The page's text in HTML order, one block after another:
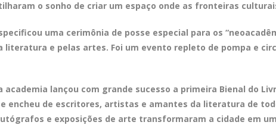
o sonho de criar um espaço onde as fronteiras
uma cerimônia de posse especial para os
literatura e pelas artes. Foi um evento repleto de pompa e
academia lançou com grande sucesso a primeira Bienal do
encheu de escritores, artistas e amantes da literatura de
e exposições de arte transformaram a cidade em